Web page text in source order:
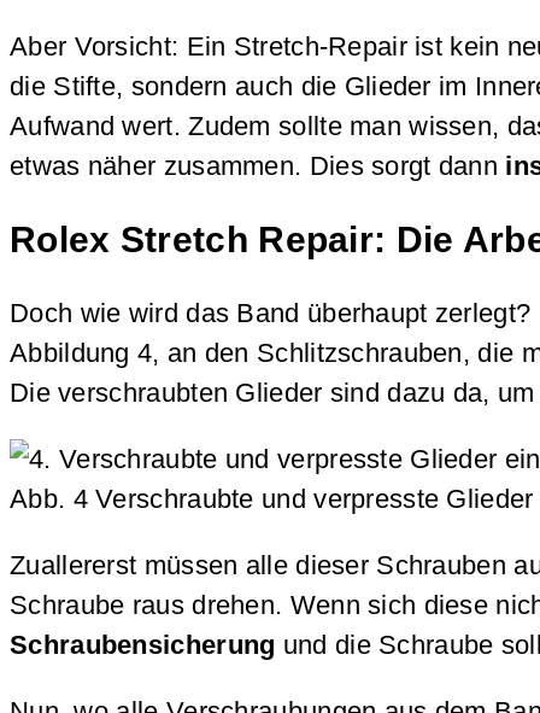
Aber Vorsicht: Ein Stretch-Repair ist kein
die Stifte, sondern auch die Glieder im
Aufwand wert. Zudem sollte man wissen,
etwas näher zusammen. Dies sorgt dann
Rolex Stretch Repair: Die
Doch wie wird das Band überhaupt
Abbildung 4, an den Schlitzschrauben, die
Die verschraubten Glieder sind dazu da,
Abb. 4 Verschraubte und verpresste
Zuallererst müssen alle dieser Schrauben
Schraube raus drehen. Wenn sich diese
Schraubensicherung und die Schraube